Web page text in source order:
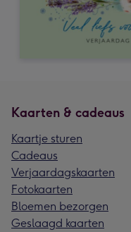
Kaarten & cadeaus
Kaartje sturen
Cadeaus
Verjaardagskaarten
Fotokaarten
Bloemen bezorgen
Geslaagd kaarten